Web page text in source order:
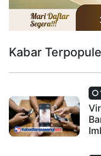
Kabar